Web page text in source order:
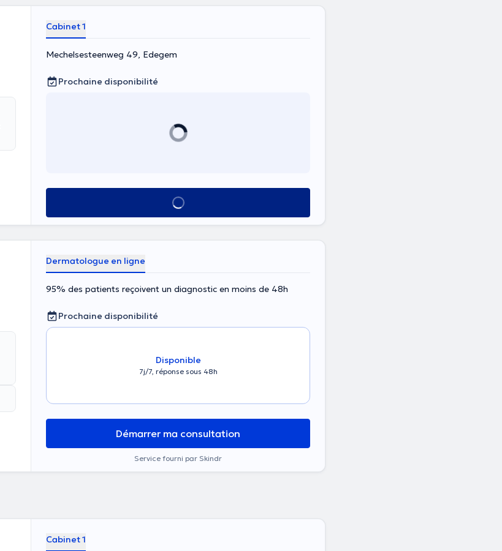
Cabinet 1
Mechelsesteenweg 49, Edegem
Prochaine disponibilité
Voir tout
Dermatologue en ligne
95% des patients reçoivent un diagnostic en moins de 48h
Prochaine disponibilité
Disponible
7j/7, réponse sous 48h
Démarrer ma consultation
Service fourni par Skindr
Cabinet 1